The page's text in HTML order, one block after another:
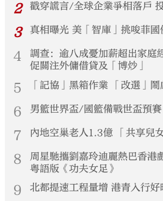
2 戳穿謊言/全球企業爭相落戶
3 真相曝光 美「智庫」挑唆菲國
4
調查：逾八成憂加薪超出家庭
促關注外傭借貸及「博炒」
5 「記協」黑箱作業 「改選」
6 男籃世界盃/國籃備戰世盃預
7 內地空巢老人1.3億 「共享兒
8
周星馳攜劉嘉玲迪麗熱巴香港
粵語版《功夫女足》
9 北都提速工程量增 港青入行好